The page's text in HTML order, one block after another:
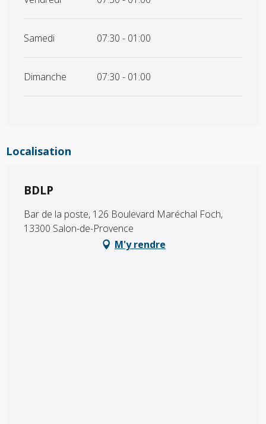
Samedi 07:30 - 01:00
Dimanche 07:30 - 01:00
Localisation
BDLP
Bar de la poste, 126 Boulevard Maréchal Foch,
13300 Salon-de-Provence
M'y rendre